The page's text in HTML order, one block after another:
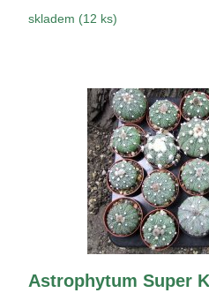
skladem (12 ks)
Astrophytum Super